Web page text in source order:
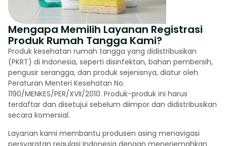
Mengapa Memilih Layanan Registrasi
Produk Rumah Tangga Kami?
Produk kesehatan rumah tangga yang didistribusikan
(PKRT) di Indonesia, seperti disinfektan, bahan pembersih,
pengusir serangga, dan produk sejenisnya, diatur oleh
Peraturan Menteri Kesehatan No.
1190/MENKES/PER/XVII/2010. Produk-produk ini harus
terdaftar dan disetujui sebelum diimpor dan didistribusikan
secara komersial.
Layanan kami membantu produsen asing menavigasi
persyaratan regulasi Indonesia dengan menerjemahkan